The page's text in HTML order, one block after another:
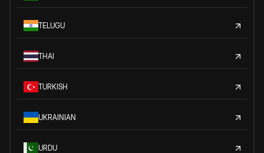
TELUGU
THAI
TURKISH
UKRAINIAN
URDU